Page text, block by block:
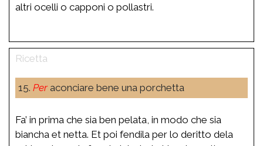
altri ocelli o capponi o pollastri.
15. Peraconciare bene una porchetta
Fa’ in prima che sia ben pelata, in modo che sia
biancha et netta. Et poi fendila per lo deritto dela